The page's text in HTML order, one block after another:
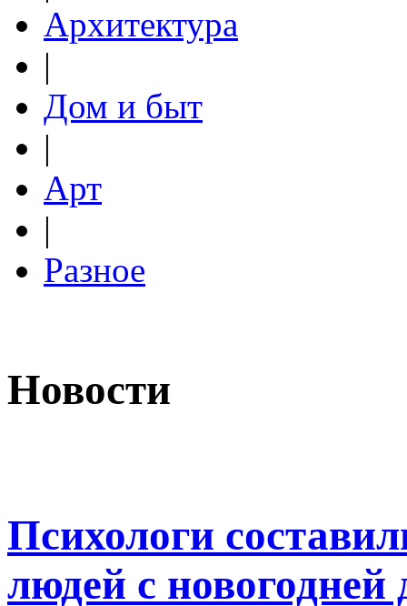
Архитектура
|
Дом и быт
|
Арт
|
Разное
Новости
Психологи
людей с новогодней